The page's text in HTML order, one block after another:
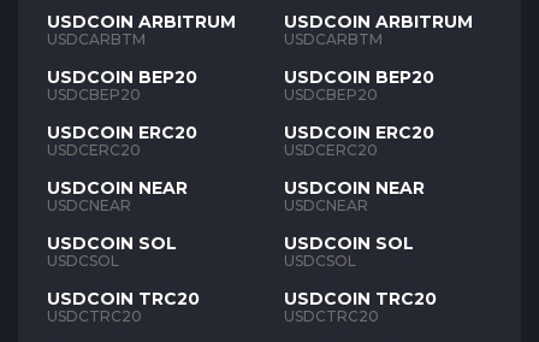
USDCOIN ARBITRUM
USDCARBTM
USDCOIN BEP20
USDCBEP20
USDCOIN ERC20
USDCERC20
USDCOIN NEAR
USDCNEAR
USDCOIN SOL
USDCSOL
USDCOIN TRC20
USDCTRC20
USDCOIN ARBITRUM
USDCARBTM
USDCOIN BEP20
USDCBEP20
USDCOIN ERC20
USDCERC20
USDCOIN NEAR
USDCNEAR
USDCOIN SOL
USDCSOL
USDCOIN TRC20
USDCTRC20